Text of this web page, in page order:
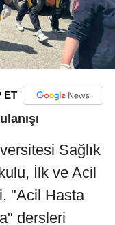
ET
Sağlık
İlk ve Acil
"Acil Hasta
dersleri